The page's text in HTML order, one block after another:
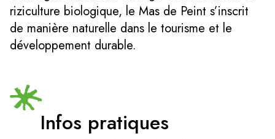
riziculture biologique, le Mas de Peint s’inscrit
de manière naturelle dans le tourisme et le
développement durable.
Infos pratiques